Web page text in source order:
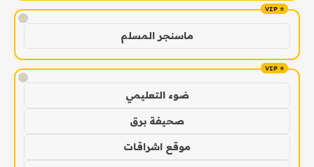
!
ماسنجر المسلم
!
ضوء التعليمي
صحيفة برق
موقع اشراقات